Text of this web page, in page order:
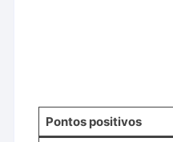
Pontos positivos